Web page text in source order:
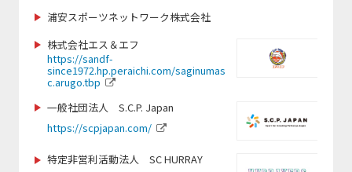
浦安スポーツネットワーク株式会社
株式会社エス＆エフ
https://sandf-
since1972.hp.peraichi.com/saginumas
c.arugo.tbp
一般社団法人 S.C.P. Japan
https://scpjapan.com/
特定非営利活動法人 SC HURRAY
https://isca.jp.net/
http://www.budo-u.ac.jp/
https://www.tkse.org/
https://jetprogramme.org/ja/
https://ji-institute.com/
https://www.spocom.org/
https://www.totos.or.jp/
https://policy.doshisha.ac.jp/policy/faculty/kawai/info.ht
ml
http://dreamers-inc.jp
https://cricket.or.jp/
https://jwrf.jp/
https://verspah.jp